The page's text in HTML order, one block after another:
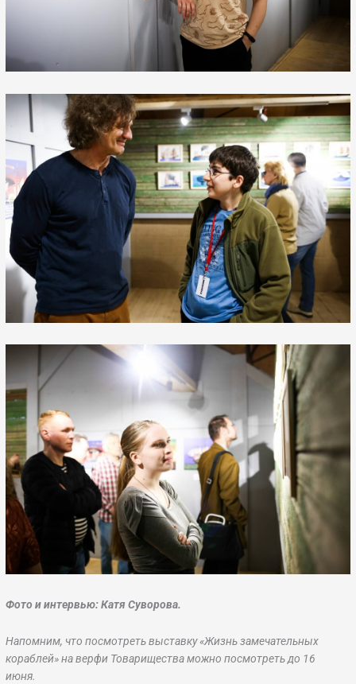
Фото и интервью: Катя Суворова.
Напомним, что посмотреть выставку «Жизнь замечательных
кораблей» на верфи Товарищества можно посмотреть до 16
июня.